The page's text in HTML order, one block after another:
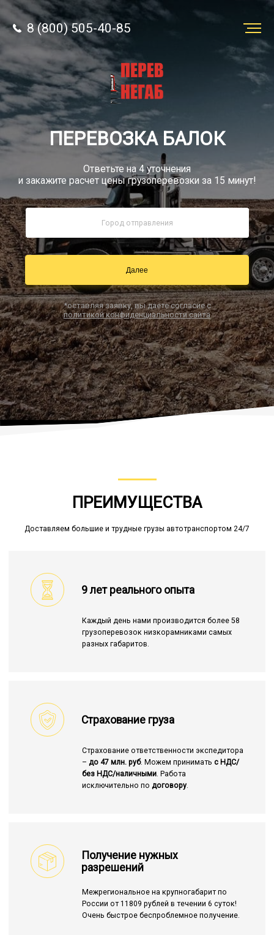
8 (800) 505-40-85
Звонок по России бесплатно
sale@simtruck-negabarit.ru
Заказать звонок
Заказать
перевозку
Грузы
8 (800) 505-40-85
ПЕРЕВОЗКА БАЛОК
Ответьте на 4 уточнения
и закажите расчет цены грузоперевозки за 15 минут!
Далее
*оставляя заявку, вы даете согласие с
политикой конфиденциальности сайта
ПРЕИМУЩЕСТВА
Доставляем большие и трудные грузы автотранспортом 24/7
9 лет реального опыта
Каждый день нами производится более 58
грузоперевозок низкорамниками самых
разных габаритов.
Страхование груза
Страхование ответственности экспедитора
– до 47 млн. руб. Можем принимать с НДС/
без НДС/наличными. Работа
исключительно по договору.
Получение нужных
разрешений
Межрегиональное на крупногабарит по
России от 11809 рублей в течении 6 суток!
Очень быстрое беспроблемное получение.